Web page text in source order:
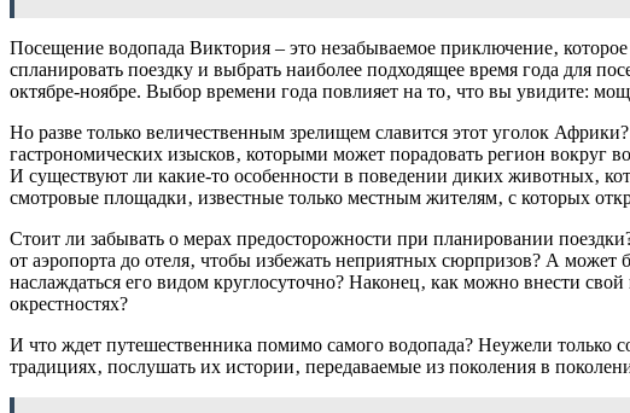
Посещение водопада Виктория – это незабываемое приключение‚
спланировать поездку и выбрать наиболее подходящее время года для
октябре-ноябре. Выбор времени года повлияет на то‚ что вы увидите:
Но разве только величественным зрелищем славится этот уголок
гастрономических изысков‚ которыми может порадовать регион
И существуют ли какие-то особенности в поведении диких животных‚
смотровые площадки‚ известные только местным жителям‚ с которых
Стоит ли забывать о мерах предосторожности при планировании
от аэропорта до отеля‚ чтобы избежать неприятных сюрпризов? А
наслаждаться его видом круглосуточно? Наконец‚ как можно внести
окрестностях?
И что ждет путешественника помимо самого водопада? Неужели только
традициях‚ послушать их истории‚ передаваемые из поколения в